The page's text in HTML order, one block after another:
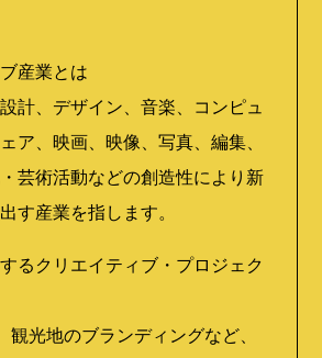
産業とは
計、デザイン、音楽、コンピュ
ア、映画、映像、写真、編集、
芸術活動などの創造性により新
す産業を指します。
るクリエイティブ・プロジェク
光地のブランディングなど、